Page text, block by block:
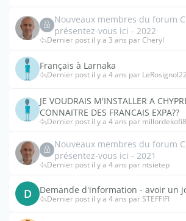
Nouveaux membres du forum
présentez-vous ici - 2022
Dernier post il y a 3 ans par Cheryl
Français à Larnaka
Dernier post il y a 4 ans par LeRosignol22
JE VOUDRAIS M'INSTALLER A
CONNAITRE DES FRANCAIS EXPA??
Dernier post il y a 4 ans par
Nouveaux membres du forum
présentez-vous ici - 2021
Dernier post il y a 4 ans par ntsietep
D Demande d'information - avoir un
Dernier post il y a 4 ans par STEFFIFI